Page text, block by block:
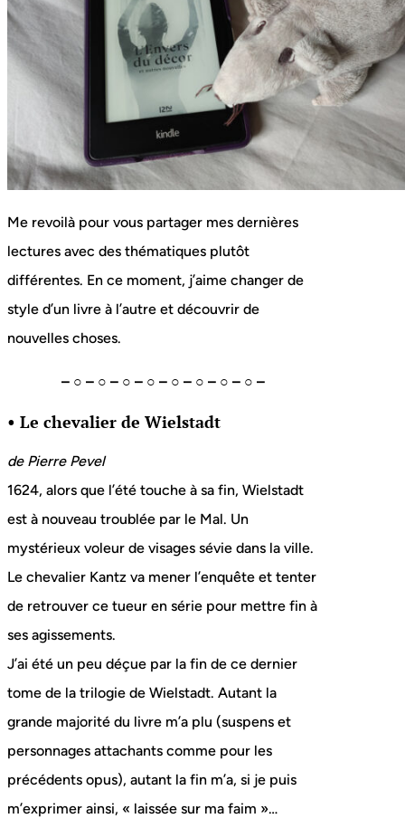
Me revoilà pour vous partager mes dernières
lectures avec des thématiques plutôt
différentes. En ce moment, j’aime changer de
style d’un livre à l’autre et découvrir de
nouvelles choses.
– ○ – ○ – ○ – ○ – ○ – ○ – ○ – ○ –
• Le chevalier de Wielstadt
de Pierre Pevel
1624, alors que l’été touche à sa fin, Wielstadt
est à nouveau troublée par le Mal. Un
mystérieux voleur de visages sévie dans la ville.
Le chevalier Kantz va mener l’enquête et tenter
de retrouver ce tueur en série pour mettre fin à
ses agissements.
J’ai été un peu déçue par la fin de ce dernier
tome de la trilogie de Wielstadt. Autant la
grande majorité du livre m’a plu (suspens et
personnages attachants comme pour les
précédents opus), autant la fin m’a, si je puis
m’exprimer ainsi, « laissée sur ma faim »…